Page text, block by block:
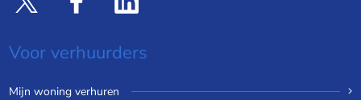
Voor verhuurders
Mijn woning verhuren